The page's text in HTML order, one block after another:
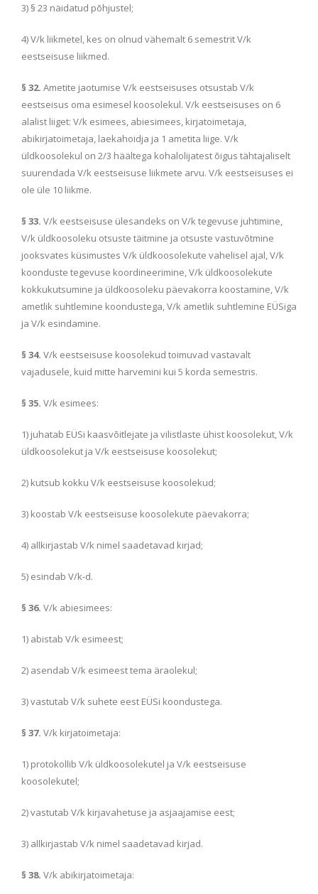
3) § 23 näidatud põhjustel;
4) V/k liikmetel, kes on olnud vähemalt 6 semestrit V/k
eestseisuse liikmed.
§ 32. Ametite jaotumise V/k eestseisuses otsustab V/k
eestseisus oma esimesel koosolekul. V/k eestseisuses on 6
alalist liiget: V/k esimees, abiesimees, kirjatoimetaja,
abikirjatoimetaja, laekahoidja ja 1 ametita liige. V/k
üldkoosolekul on 2/3 häältega kohalolijatest õigus tähtajaliselt
suurendada V/k eestseisuse liikmete arvu. V/k eestseisuses ei
ole üle 10 liikme.
§ 33. V/k eestseisuse ülesandeks on V/k tegevuse juhtimine,
V/k üldkoosoleku otsuste täitmine ja otsuste vastuvõtmine
jooksvates küsimustes V/k üldkoosolekute vahelisel ajal, V/k
koonduste tegevuse koordineerimine, V/k üldkoosolekute
kokkukutsumine ja üldkoosoleku päevakorra koostamine, V/k
ametlik suhtlemine koondustega, V/k ametlik suhtlemine EÜSiga
ja V/k esindamine.
§ 34. V/k eestseisuse koosolekud toimuvad vastavalt
vajadusele, kuid mitte harvemini kui 5 korda semestris.
§ 35. V/k esimees:
1) juhatab EÜSi kaasvõitlejate ja vilistlaste ühist koosolekut, V/k
üldkoosolekut ja V/k eestseisuse koosolekut;
2) kutsub kokku V/k eestseisuse koosolekud;
3) koostab V/k eestseisuse koosolekute päevakorra;
4) allkirjastab V/k nimel saadetavad kirjad;
5) esindab V/k-d.
§ 36. V/k abiesimees:
1) abistab V/k esimeest;
2) asendab V/k esimeest tema äraolekul;
3) vastutab V/k suhete eest EÜSi koondustega.
§ 37. V/k kirjatoimetaja:
1) protokollib V/k üldkoosolekutel ja V/k eestseisuse
koosolekutel;
2) vastutab V/k kirjavahetuse ja asjaajamise eest;
3) allkirjastab V/k nimel saadetavad kirjad.
§ 38. V/k abikirjatoimetaja: